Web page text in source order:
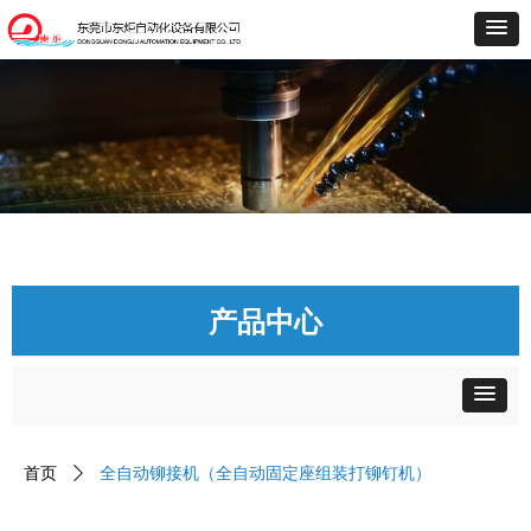
产品中心
首页 ꄲ 全自动铆接机（全自动固定座组装打铆钉机）